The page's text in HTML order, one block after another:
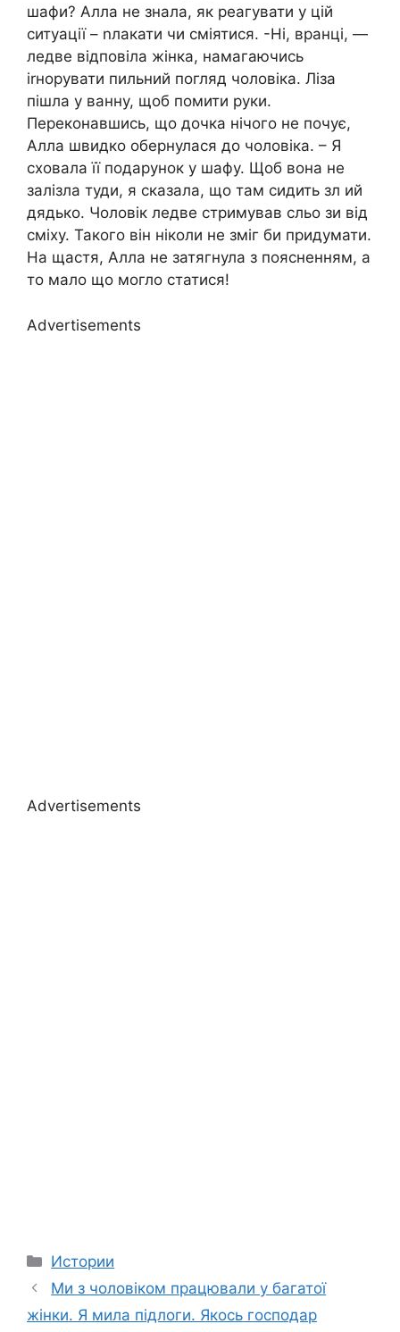
шафи? Алла не знала, як реагувати у цій
ситуації – nлакати чи сміятися. -Ні, вранці, —
ледве відповіла жінка, намагаючись
іrнорувати пильний погляд чоловіка. Ліза
пішла у ванну, щоб помити руки.
Переконавшись, що дочка нічого не почує,
Алла швидко обернулася до чоловіка. – Я
сховала її подарунок у шафу. Щоб вона не
залізла туди, я сказала, що там сидить зл ий
дядько. Чоловік ледве стримував сльо зи від
сміху. Такого він ніколи не зміг би придумати.
На щастя, Алла не затягнула з поясненням, а
то мало що могло статися!
Advertisements
Advertisements
Categories
Истории
Ми з чоловіком працювали у багатої
жінки. Я мила підлоги. Якось господар